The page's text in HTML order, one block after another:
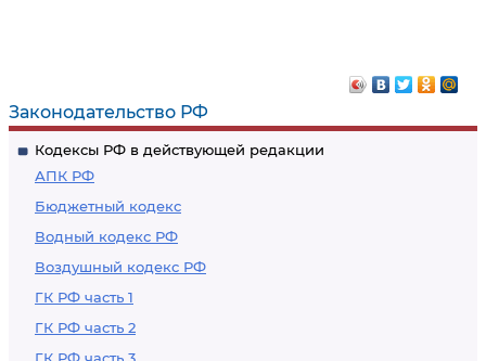
Законодательство РФ
Кодексы РФ в действующей редакции
АПК РФ
Бюджетный кодекс
Водный кодекс РФ
Воздушный кодекс РФ
ГК РФ часть 1
ГК РФ часть 2